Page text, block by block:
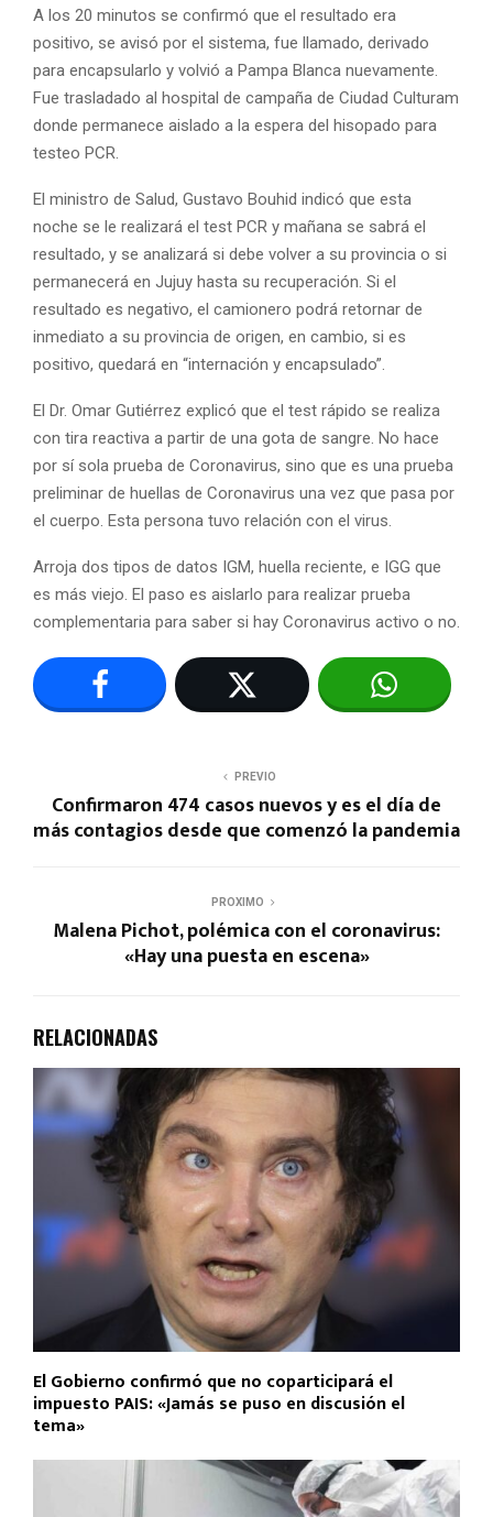
A los 20 minutos se confirmó que el resultado era
positivo, se avisó por el sistema, fue llamado, derivado
para encapsularlo y volvió a Pampa Blanca nuevamente.
Fue trasladado al hospital de campaña de Ciudad Culturam
donde permanece aislado a la espera del hisopado para
testeo PCR.
El ministro de Salud, Gustavo Bouhid indicó que esta
noche se le realizará el test PCR y mañana se sabrá el
resultado, y se analizará si debe volver a su provincia o si
permanecerá en Jujuy hasta su recuperación. Si el
resultado es negativo, el camionero podrá retornar de
inmediato a su provincia de origen, en cambio, si es
positivo, quedará en “internación y encapsulado”.
El Dr. Omar Gutiérrez explicó que el test rápido se realiza
con tira reactiva a partir de una gota de sangre. No hace
por sí sola prueba de Coronavirus, sino que es una prueba
preliminar de huellas de Coronavirus una vez que pasa por
el cuerpo. Esta persona tuvo relación con el virus.
Arroja dos tipos de datos IGM, huella reciente, e IGG que
es más viejo. El paso es aislarlo para realizar prueba
complementaria para saber si hay Coronavirus activo o no.
PREVIO
Confirmaron 474 casos nuevos y es el día de
más contagios desde que comenzó la pandemia
PROXIMO
Malena Pichot, polémica con el coronavirus:
«Hay una puesta en escena»
RELACIONADAS
El Gobierno confirmó que no coparticipará el
impuesto PAIS: «Jamás se puso en discusión el
tema»